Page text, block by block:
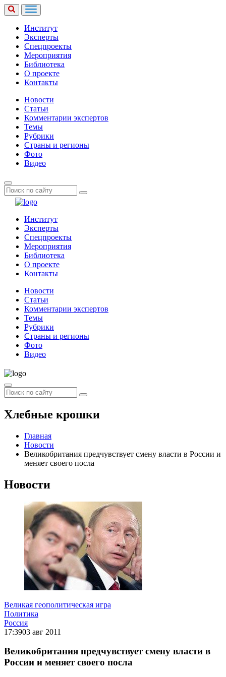
Институт
Эксперты
Спецпроекты
Мероприятия
Библиотека
О проекте
Контакты
Новости
Статьи
Комментарии экспертов
Темы
Рубрики
Страны и регионы
Фото
Видео
Институт
Эксперты
Спецпроекты
Мероприятия
Библиотека
О проекте
Контакты
Новости
Статьи
Комментарии экспертов
Темы
Рубрики
Страны и регионы
Фото
Видео
Хлебные крошки
Главная
Новости
Великобритания предчувствует смену власти в России и
меняет своего посла
Новости
Великая геополитическая игра
Политика
Россия
17:3903 авг 2011
Великобритания предчувствует смену власти в
России и меняет своего посла